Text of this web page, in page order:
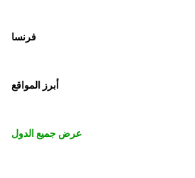
فرنسا
أبرز المواقع
عرض جميع الدول